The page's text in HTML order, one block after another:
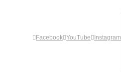
Facebook YouTube Instagram